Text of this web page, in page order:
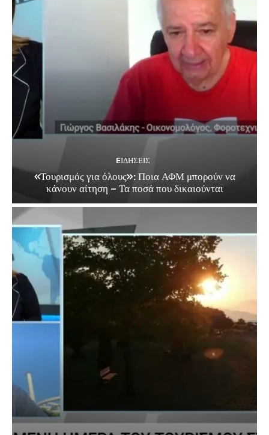
EΙΔΗΣΕΙΣ
«Τουρισμός για όλους»: Ποια ΑΦΜ μπορούν να
κάνουν αίτηση – Τα ποσά που δικαιούνται